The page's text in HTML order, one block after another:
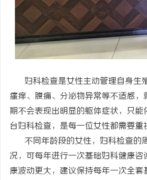
妇科检查是女性主动管理自身生
瘙痒、腹痛、分泌物异常等不适感
期不会表现出明显的躯体症状，只
台妇科检查，是每一位女性都需要重
不同年龄段的女性，妇科检查的
况，可每年进行一次基础妇科健康
康波动更大，建议保持每年一次全